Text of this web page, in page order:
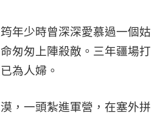
年少時曾深深愛慕過一個姑
匆匆上陣殺敵。三年疆場打
為人婦。
，一頭紮進軍營，在塞外拼